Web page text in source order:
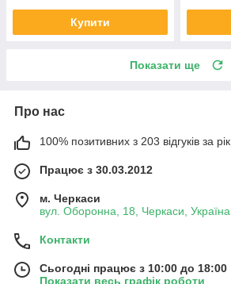
Купити
Показати ще
Про нас
100% позитивних з 203 відгуків за рік
Працює з 30.03.2012
м. Черкаси
вул. Оборонна, 18, Черкаси, Україна
Контакти
Сьогодні працює з 10:00 до 18:00
Показати весь графік роботи